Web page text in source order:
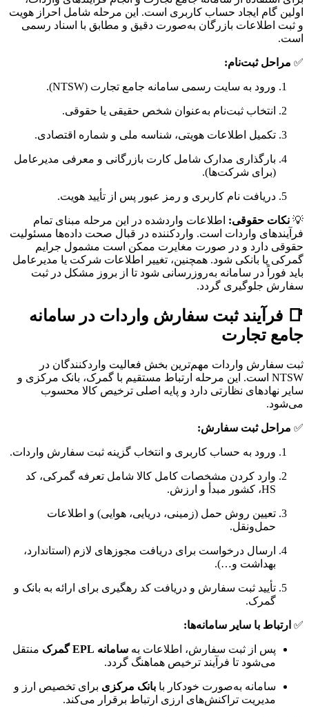
اولین گام ایجاد حساب کاربری است. این مرحله شامل احراز هویت
و ثبت اطلاعات بازرگان به‌صورت دقیق و مطابق با اسناد رسمی
است.
✅ مراحل ثبت‌نام:
ورود به سایت رسمی سامانه جامع تجارت (NTSW).
انتخاب ثبت‌نام به‌عنوان شخص حقیقی یا حقوقی.
تکمیل اطلاعات هویتی، شناسه ملی و شماره اقتصادی.
بارگذاری مدارک شامل کارت بازرگانی و معرفی مدیرعامل
(برای شرکت‌ها).
دریافت نام کاربری و رمز عبور پس از تأیید هویت.
💡 نکات حقوقی: اطلاعات واردشده در این مرحله مبنای تمام
فرآیندهای واردات است. واردکننده در قبال صحت داده‌ها مسئولیت
حقوقی دارد و در صورت مغایرت ممکن است مشمول جرایم
گمرکی یا بانکی شود. همچنین، تغییر اطلاعات شرکت یا مدیرعامل
باید فوراً در سامانه به‌روزرسانی شود تا از بروز مشکل در ثبت
سفارش جلوگیری گردد.
📑 فرآیند ثبت سفارش واردات در سامانه
جامع تجارت
ثبت سفارش واردات مهم‌ترین بخش فعالیت واردکنندگان در
NTSW است. این مرحله ارتباط مستقیم با گمرک، بانک مرکزی و
سایر نهادهای نظارتی دارد و پایه اصلی ترخیص کالا محسوب
می‌شود.
✅ مراحل ثبت سفارش:
ورود به حساب کاربری و انتخاب گزینه ثبت سفارش واردات.
وارد کردن مشخصات کامل کالا شامل تعرفه گمرکی، کد
HS، کشور مبدأ و ارزش.
تعیین روش حمل (زمینی، دریایی، هوایی) و اطلاعات
حمل‌ونقل.
ارسال درخواست برای دریافت مجوزهای لازم (استاندارد،
بهداشت و…).
تأیید ثبت سفارش و دریافت کد رهگیری برای ارائه به بانک و
گمرک.
✅ ارتباط با سایر سامانه‌ها:
پس از ثبت سفارش، اطلاعات به سامانه EPL گمرک
منتقل
می‌شود تا فرآیند ترخیص هماهنگ گردد.
سامانه به‌صورت خودکار با بانک مرکزی برای تخصیص ارز و
مدیریت تراکنش‌های ارزی ارتباط برقرار می‌کند.